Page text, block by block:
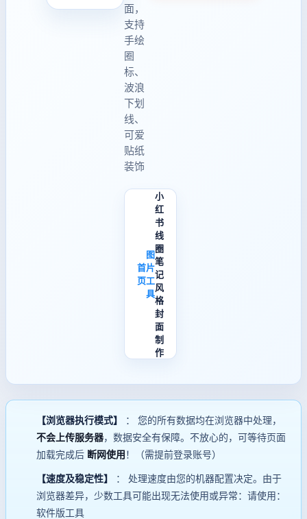
面，
支持
手绘
圈
标、
波浪
下划
线、
可爱
贴纸
装饰
首
页
图
片
工
具
小
红
书
线
圈
笔
记
风
格
封
面
制
作
【浏览器执行模式】
： 您的所有数据均在浏览器中处理，
不会上传服务器，数据安全有保障。不放心的，可等待页面
加载完成后 断网使用 ！（需提前登录账号）
【速度及稳定性】
： 处理速度由您的机器配置决定。由于
浏览器差异，少数工具可能出现无法使用或异常：请使用：
软件版工具